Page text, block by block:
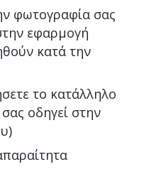
φωτογραφία σας
εφαρμογή
κατά την
το κατάλληλο
οδηγεί στην